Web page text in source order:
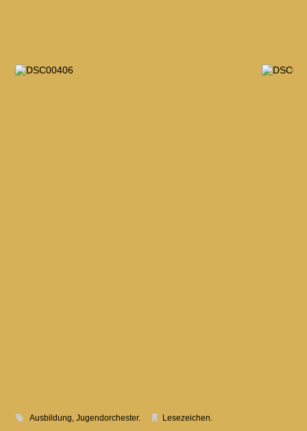
Ausbildung, Jugendorchester. Lesezeichen.